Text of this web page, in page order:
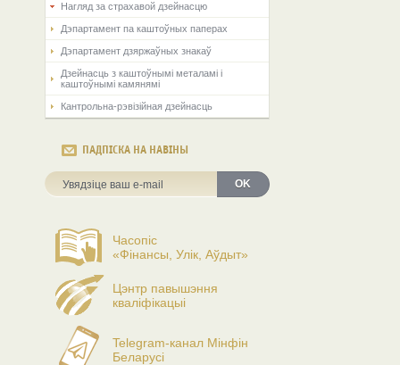
Нагляд за страхавой дзейнасцю
Дэпартамент па каштоўных паперах
Дэпартамент дзяржаўных знакаў
Дзейнасць з каштоўнымі металамі і
каштоўнымі камянямі
Кантрольна-рэвізійная дзейнасць
ПАДПІСКА НА НАВІНЫ
OK
Часопіс
«Фінансы, Улік, Аўдыт»
Цэнтр павышэння
кваліфікацыі
Telegram-канал Мінфін
Беларусі